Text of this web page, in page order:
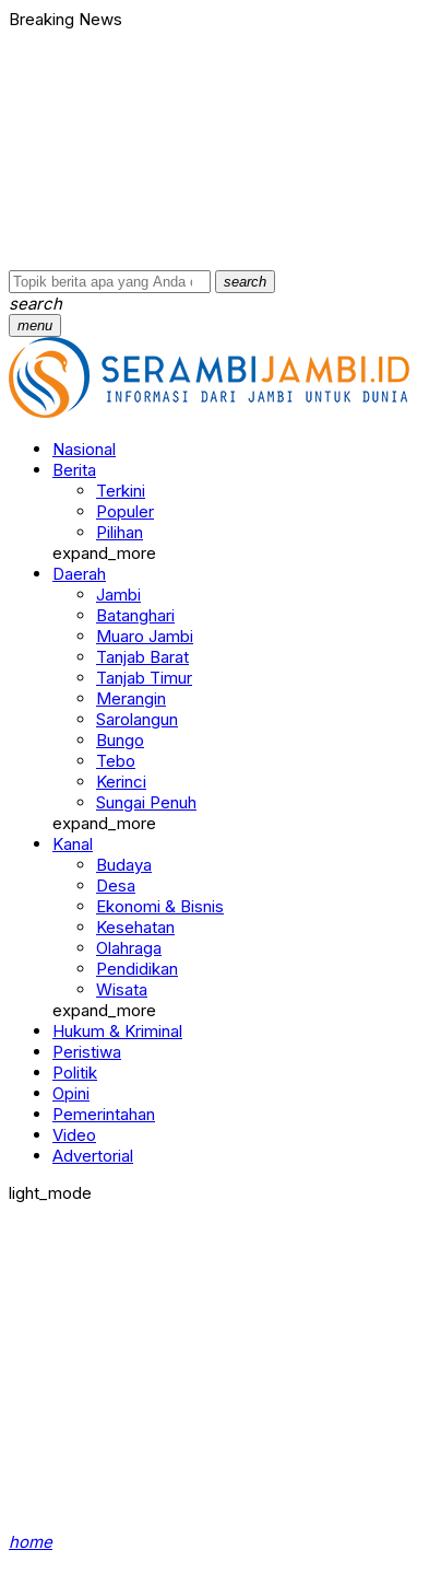
Breaking News
search
search
menu
Nasional
Berita
Terkini
Populer
Pilihan
expand_more
Daerah
Jambi
Batanghari
Muaro Jambi
Tanjab Barat
Tanjab Timur
Merangin
Sarolangun
Bungo
Tebo
Kerinci
Sungai Penuh
expand_more
Kanal
Budaya
Desa
Ekonomi & Bisnis
Kesehatan
Olahraga
Pendidikan
Wisata
expand_more
Hukum & Kriminal
Peristiwa
Politik
Opini
Pemerintahan
Video
Advertorial
light_mode
home